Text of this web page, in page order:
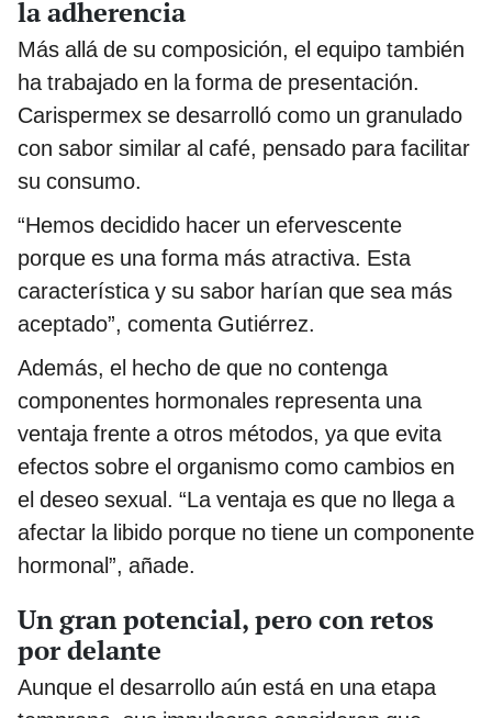
la adherencia
Más allá de su composición, el equipo también
ha trabajado en la forma de presentación.
Carispermex se desarrolló como un granulado
con sabor similar al café, pensado para facilitar
su consumo.
“Hemos decidido hacer un efervescente
porque es una forma más atractiva. Esta
característica y su sabor harían que sea más
aceptado”, comenta Gutiérrez.
Además, el hecho de que no contenga
componentes hormonales representa una
ventaja frente a otros métodos, ya que evita
efectos sobre el organismo como cambios en
el deseo sexual. “La ventaja es que no llega a
afectar la libido porque no tiene un componente
hormonal”, añade.
Un gran potencial, pero con retos
por delante
Aunque el desarrollo aún está en una etapa